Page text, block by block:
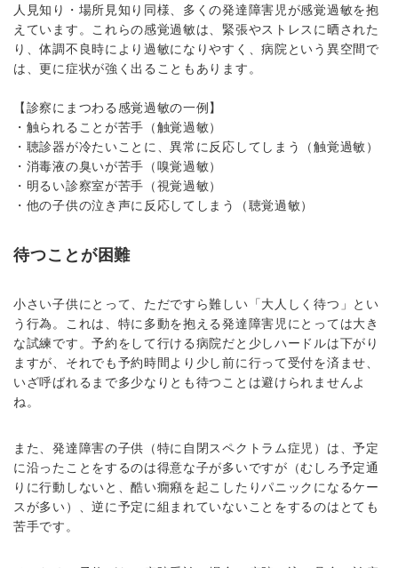
人見知り・場所見知り同様、多くの発達障害児が感覚過敏を抱
えています。これらの感覚過敏は、緊張やストレスに晒された
り、体調不良時により過敏になりやすく、病院という異空間で
は、更に症状が強く出ることもあります。
【診察にまつわる感覚過敏の一例】
・触られることが苦手（触覚過敏）
・聴診器が冷たいことに、異常に反応してしまう（触覚過敏）
・消毒液の臭いが苦手（嗅覚過敏）
・明るい診察室が苦手（視覚過敏）
・他の子供の泣き声に反応してしまう（聴覚過敏）
待つことが困難
小さい子供にとって、ただですら難しい「大人しく待つ」とい
う行為。これは、特に多動を抱える発達障害児にとっては大き
な試練です。予約をして行ける病院だと少しハードルは下がり
ますが、それでも予約時間より少し前に行って受付を済ませ、
いざ呼ばれるまで多少なりとも待つことは避けられませんよ
ね。
また、発達障害の子供（特に自閉スペクトラム症児）は、予定
に沿ったことをするのは得意な子が多いですが（むしろ予定通
りに行動しないと、酷い癇癪を起こしたりパニックになるケー
スが多い）、逆に予定に組まれていないことをするのはとても
苦手です。